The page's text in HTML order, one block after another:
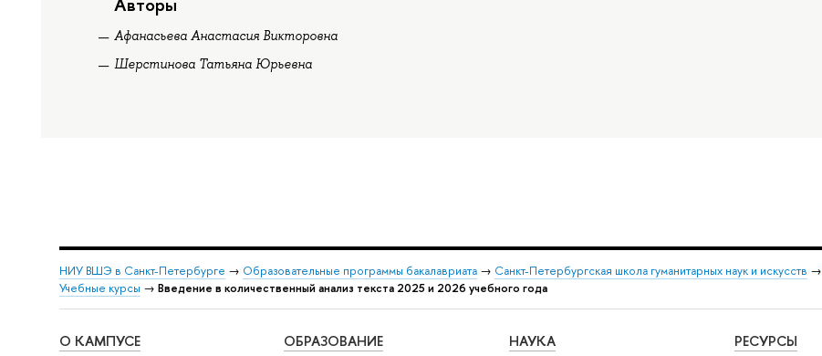
Афанасьева Анастасия Викторовна
Шерстинова Татьяна Юрьевна
НИУ ВШЭ в Санкт-Петербурге → Образовательные программы бакалавриата→ Санкт-Петербургская школа гуманитарных наук и искусств →
Учебные курсы → Введение в количественный анализ текста 2025 и 2026 учебного года
О КАМПУСЕ ОБРАЗОВАНИЕ НАУКА РЕСУРСЫ